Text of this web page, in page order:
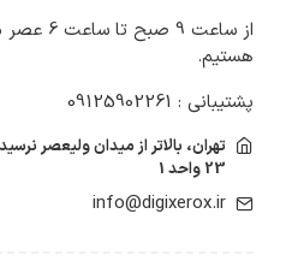
از ساعت
هستیم.
پشتیبانی : 09125902261
تهران، بالاتر از میدان ولیعصر
23 واحد 1
info@digixerox.ir